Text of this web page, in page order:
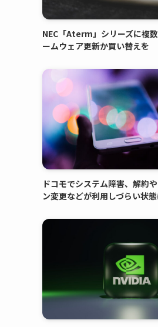
NEC「Aterm」シリーズに複
ームウェア更新か買い替えを
ドコモでシステム障害、解約
ン変更などが利用しづらい状